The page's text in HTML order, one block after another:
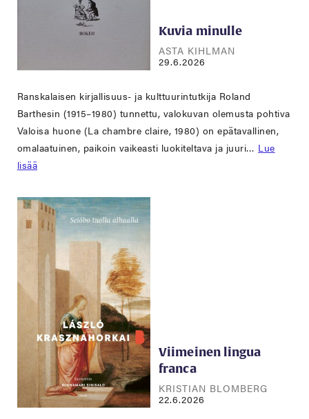
Kuvia minulle
ASTA KIHLMAN
29.6.2026
Ranskalaisen kirjallisuus- ja kulttuurintutkija Roland
Barthesin (1915–1980) tunnettu, valokuvan olemusta pohtiva
Valoisa huone (La chambre claire, 1980) on epätavallinen,
omalaatuinen, paikoin vaikeasti luokiteltava ja juuri… Lue
lisää
Viimeinen lingua
franca
KRISTIAN BLOMBERG
22.6.2026